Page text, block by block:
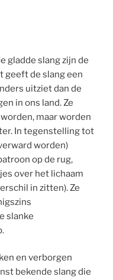
gladde slang zijn de
geeft de slang een
uitziet dan de
in ons land. Ze
maar worden
In tegenstelling tot
worden)
op de rug,
over het lichaam
in zitten). Ze
slanke
en verborgen
bekende slang die